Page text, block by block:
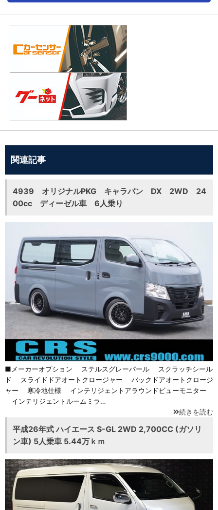
関連記事
4939 オリジナルPKG キャラバン DX 2WD 24
00cc ディーゼル車 6人乗り
■メーカーオプション ステルスグレーパール スクラッチシール
ド スライドドアオートクロージャー バックドアオートクロージ
ャー 寒冷地仕様 インテリジェントアラウンドビューモニター
インテリジェントルームミラ…
続きを読む
平成26年式 ハイエース S-GL 2WD 2,700CC (ガソリ
ン車) 5人乗車 5.44万ｋｍ